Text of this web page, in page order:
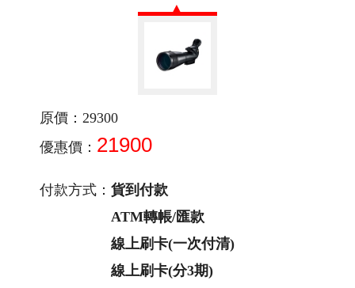
原價：29300
優惠價： 21900
付款方式： 貨到付款
ATM轉帳/匯款
線上刷卡(一次付清)
線上刷卡(分3期)